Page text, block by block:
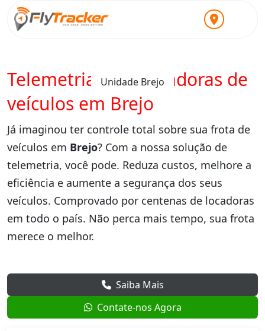
Unidade Brejo
Telemetria para locadoras de
veículos em Brejo
Já imaginou ter controle total sobre sua frota de
veículos em Brejo? Com a nossa solução de
telemetria, você pode. Reduza custos, melhore a
eficiência e aumente a segurança dos seus
veículos. Comprovado por centenas de locadoras
em todo o país. Não perca mais tempo, sua frota
merece o melhor.
Saiba Mais
Contate-nos Agora